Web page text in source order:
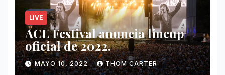
LIVE
ACL Festival anuncia lineup
oficial de 2022.
MAYO 10, 2022 THOM CARTER